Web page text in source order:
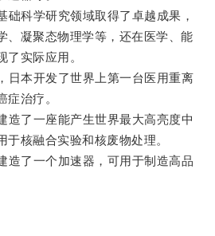
科学研究领域取得了卓越成果，
、凝聚态物理学等，还在医学、能
了实际应用。
本开发了世界上第一台医用重离
症治疗。
了一座能产生世界最大高亮度中
核融合实验和核废物处理。
了一个加速器，可用于制造高品